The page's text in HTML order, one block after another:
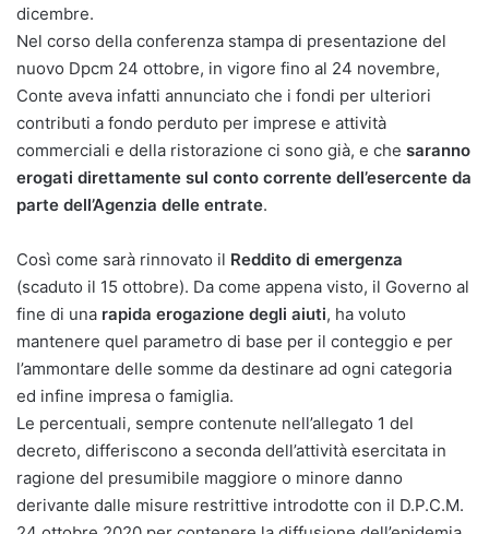
dicembre.
Nel corso della conferenza stampa di presentazione del
nuovo Dpcm 24 ottobre, in vigore fino al 24 novembre,
Conte aveva infatti annunciato che i fondi per ulteriori
contributi a fondo perduto per imprese e attività
commerciali e della ristorazione ci sono già, e che saranno
erogati direttamente sul conto corrente dell’esercente da
parte dell’Agenzia delle entrate.
Così come sarà rinnovato il Reddito di emergenza
(scaduto il 15 ottobre). Da come appena visto, il Governo al
fine di una rapida erogazione degli aiuti, ha voluto
mantenere quel parametro di base per il conteggio e per
l’ammontare delle somme da destinare ad ogni categoria
ed infine impresa o famiglia.
Le percentuali, sempre contenute nell’allegato 1 del
decreto, differiscono a seconda dell’attività esercitata in
ragione del presumibile maggiore o minore danno
derivante dalle misure restrittive introdotte con il D.P.C.M.